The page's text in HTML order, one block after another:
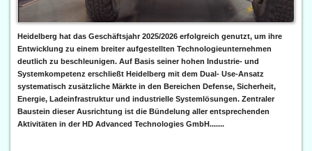
Heidelberg hat das Geschäftsjahr 2025/2026 erfolgreich genutzt, um ihre
Entwicklung zu einem breiter aufgestellten Technologieunternehmen
deutlich zu beschleunigen. Auf Basis seiner hohen Industrie- und
Systemkompetenz erschließt Heidelberg mit dem Dual- Use-Ansatz
systematisch zusätzliche Märkte in den Bereichen Defense, Sicherheit,
Energie, Ladeinfrastruktur und industrielle Systemlösungen. Zentraler
Baustein dieser Ausrichtung ist die Bündelung aller entsprechenden
Aktivitäten in der HD Advanced Technologies GmbH.......